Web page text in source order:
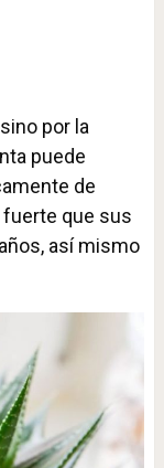
por la
puede
de
fuerte que sus
así mismo